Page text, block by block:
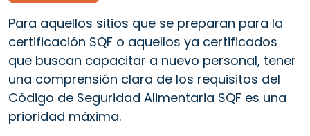
Para aquellos sitios que se preparan para la
certificación SQF o aquellos ya certificados
que buscan capacitar a nuevo personal, tener
una comprensión clara de los requisitos del
Código de Seguridad Alimentaria SQF es una
prioridad máxima.